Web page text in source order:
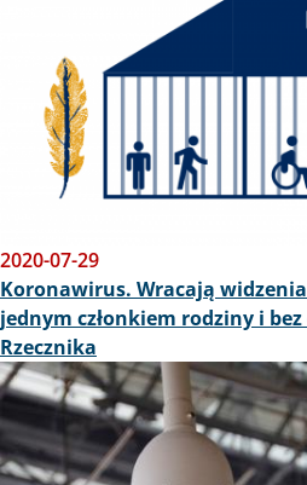
2020-07-29
Koronawirus. Wracają
jednym członkiem rodziny i
Rzecznika
Obraz